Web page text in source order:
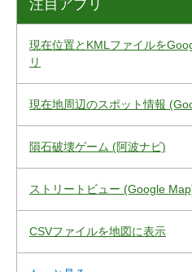
注目アプリ
現在位置とKMLファイルを
リ
現在地周辺のスポット情報
隕石破壊ゲーム (阿波ナビ)
ストリートビュー (Google
CSVファイルを地図に表示